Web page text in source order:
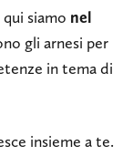
siamo nel
gli arnesi per
in tema di
insieme a te.